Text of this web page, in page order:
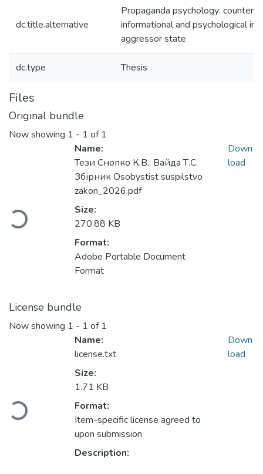
dc.title.alternative
Propaganda psychology:
informational and psychological
aggressor state
dc.type Thesis
Files
Original bundle
Now showing 1 - 1 of 1
Loading...
Name:
Тези Снопко К.В., Вайда Т.С.
Збірник Osobystist suspilstvo
zakon_2026.pdf
Size:
270.88 KB
Format:
Adobe Portable Document
Format
Down
load
License bundle
Now showing 1 - 1 of 1
Loading...
Name:
license.txt
Size:
1.71 KB
Format:
Item-specific license agreed to
upon submission
Description:
Down
load